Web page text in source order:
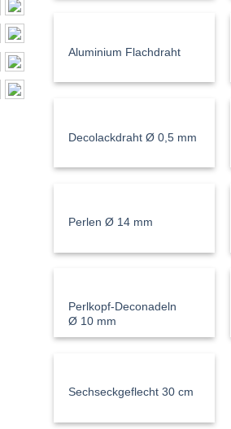
Aluminium Flachdraht
Decolackdraht Ø 0,5 mm
Perlen Ø 14 mm
Perlkopf-Deconadeln
Ø 10 mm
Sechseckgeflecht 30 cm